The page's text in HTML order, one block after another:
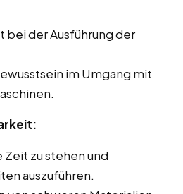
bei der Ausführung der
im Umgang mit
zu stehen und
auszuführen.